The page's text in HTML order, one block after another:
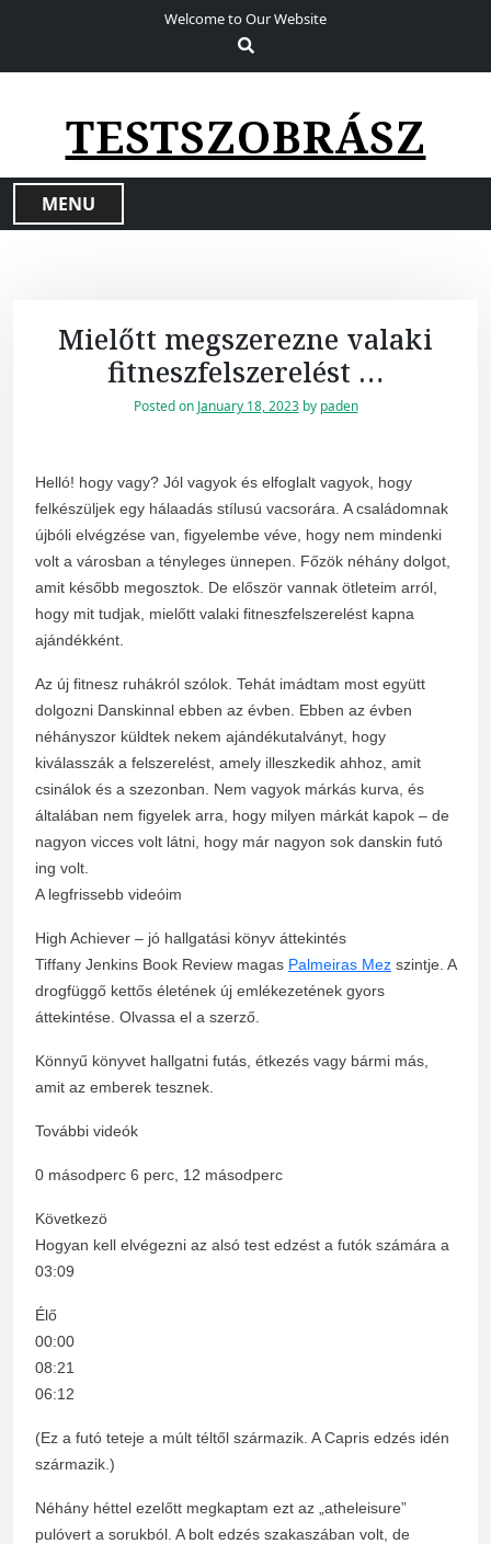
Welcome to Our Website
TESTSZOBRÁSZ
MENU
Mielőtt megszerezne valaki
fitneszfelszerelést …
Posted on January 18, 2023by paden
Helló! hogy vagy? Jól vagyok és elfoglalt vagyok, hogy
felkészüljek egy hálaadás stílusú vacsorára. A családomnak
újbóli elvégzése van, figyelembe véve, hogy nem mindenki
volt a városban a tényleges ünnepen. Főzök néhány dolgot,
amit később megosztok. De először vannak ötleteim arról,
hogy mit tudjak, mielőtt valaki fitneszfelszerelést kapna
ajándékként.
Az új fitnesz ruhákról szólok. Tehát imádtam most együtt
dolgozni Danskinnal ebben az évben. Ebben az évben
néhányszor küldtek nekem ajándékutalványt, hogy
kiválasszák a felszerelést, amely illeszkedik ahhoz, amit
csinálok és a szezonban. Nem vagyok márkás kurva, és
általában nem figyelek arra, hogy milyen márkát kapok – de
nagyon vicces volt látni, hogy már nagyon sok danskin futó
ing volt.
A legfrissebb videóim
High Achiever – jó hallgatási könyv áttekintés
Tiffany Jenkins Book Review magas Palmeiras Mez szintje. A
drogfüggő kettős életének új emlékezetének gyors
áttekintése. Olvassa el a szerző.
Könnyű könyvet hallgatni futás, étkezés vagy bármi más,
amit az emberek tesznek.
További videók
0 másodperc 6 perc, 12 másodperc
Következö
Hogyan kell elvégezni az alsó test edzést a futók számára a
03:09
Élő
00:00
08:21
06:12
(Ez a futó teteje a múlt téltől származik. A Capris edzés idén
származik.)
Néhány héttel ezelőtt megkaptam ezt az „atheleisure”
pulóvert a sorukból. A bolt edzés szakaszában volt, de